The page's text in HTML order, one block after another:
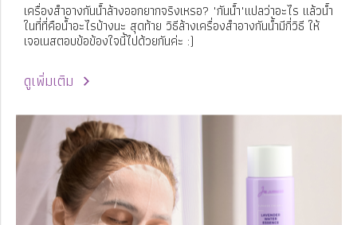
เครื่องสำอางกันน้ำล้างออกยากจริงเหรอ? "กันน้ำ"แปลว่าอะไร แล้วน้ำ
ในที่ที่คือน้ำอะไรบ้างนะ สุดท้าย วิธีล้างเครื่องสำอางกันน้ำมีกี่วิธี ให้
เจอเนสตอบข้อข้องใจนี้ไปด้วยกันค่ะ :)
ดูเพิ่มเติม